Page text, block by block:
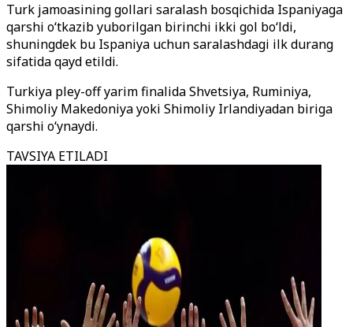
Turk jamoasining gollari saralash bosqichida Ispaniyaga
qarshi oʻtkazib yuborilgan birinchi ikki gol boʻldi,
shuningdek bu Ispaniya uchun saralashdagi ilk durang
sifatida qayd etildi.
Turkiya pley-off yarim finalida Shvetsiya, Ruminiya,
Shimoliy Makedoniya yoki Shimoliy Irlandiyadan biriga
qarshi oʻynaydi.
TAVSIYA ETILADI